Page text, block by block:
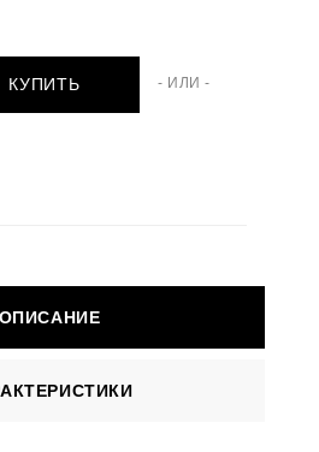
КУПИТЬ - ИЛИ -
ОПИСАНИЕ